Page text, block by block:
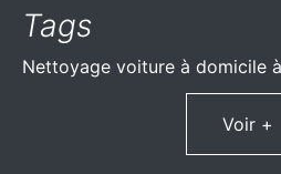
Tags
Nettoyage voiture à domicile
Voir +